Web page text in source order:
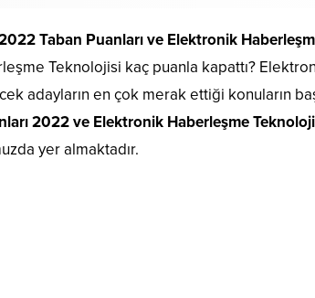
Taban Puanlarıve Elektronik
Teknolojisi kaç puanla kapattı?
adayların en çok merak ettiği konuların
2022 ve Elektronik Haberleşme
yer almaktadır.